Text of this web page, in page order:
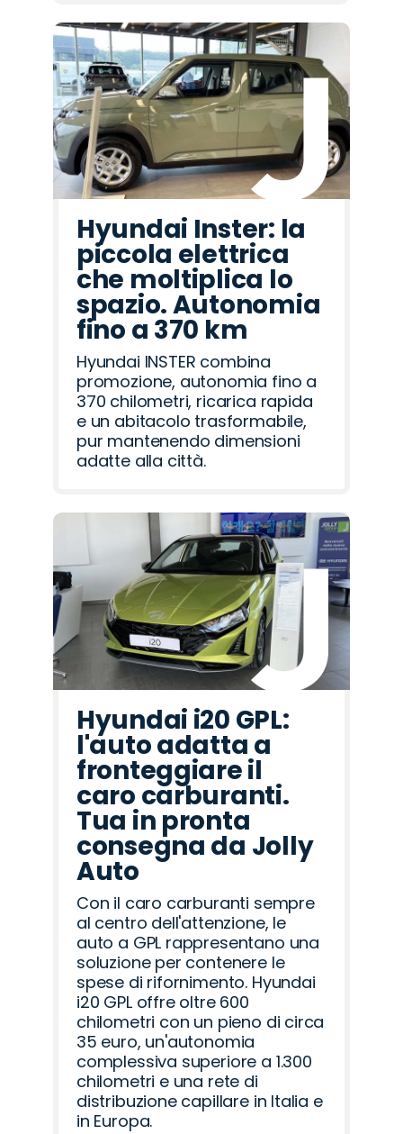
Hyundai Inster: la
piccola elettrica
che moltiplica lo
spazio. Autonomia
fino a 370 km
Hyundai INSTER combina
promozione, autonomia fino a
370 chilometri, ricarica rapida
e un abitacolo trasformabile,
pur mantenendo dimensioni
adatte alla città.
Hyundai i20 GPL:
l'auto adatta a
fronteggiare il
caro carburanti.
Tua in pronta
consegna da Jolly
Auto
Con il caro carburanti sempre
al centro dell'attenzione, le
auto a GPL rappresentano una
soluzione per contenere le
spese di rifornimento. Hyundai
i20 GPL offre oltre 600
chilometri con un pieno di circa
35 euro, un'autonomia
complessiva superiore a 1.300
chilometri e una rete di
distribuzione capillare in Italia e
in Europa.